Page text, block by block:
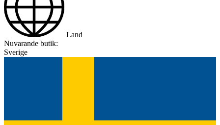
Land
Nuvarande butik:
Sverige